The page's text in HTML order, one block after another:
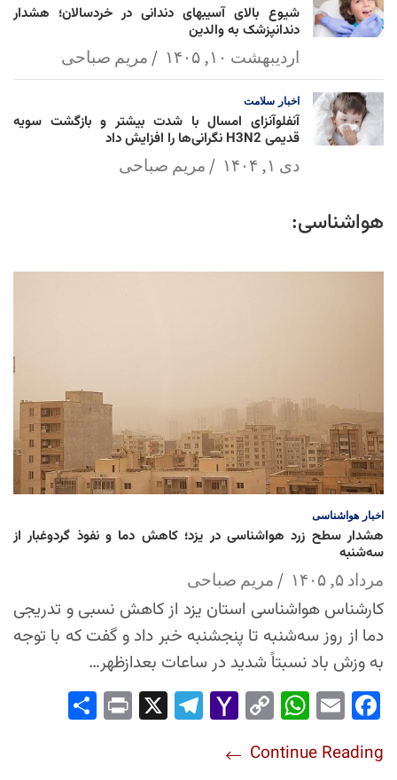
شیوع بالای آسیبهای دندانی در خردسالان؛ هشدار
دندانپزشک به والدین
اردیبهشت ۱۰, ۱۴۰۵ مریم صباحی
اخبار سلامت
آنفلوآنزای امسال با شدت بیشتر و بازگشت سویه
قدیمی H3N2 نگرانی‌ها را افزایش داد
دی ۱, ۱۴۰۴ مریم صباحی
هواشناسی:
اخبار هواشناسی
هشدار سطح زرد هواشناسی در یزد؛ کاهش دما و نفوذ گردوغبار از
سه‌شنبه
مرداد ۵, ۱۴۰۵ مریم صباحی
کارشناس هواشناسی استان یزد از کاهش نسبی و تدریجی
دما از روز سه‌شنبه تا پنجشنبه خبر داد و گفت که با توجه
به وزش باد نسبتاً شدید در ساعات بعدازظهر…
Fac
ok
Em
Wh
Ap
Co
Lin
Yah
Tel
Pri
Continue Reading